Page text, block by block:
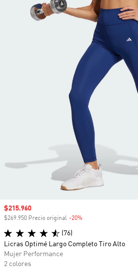
Precio de venta
$215.960
$269.950 Precio original -20%
(76)
Licras Optimé Largo Completo Tiro Alto
Mujer Performance
2 colores